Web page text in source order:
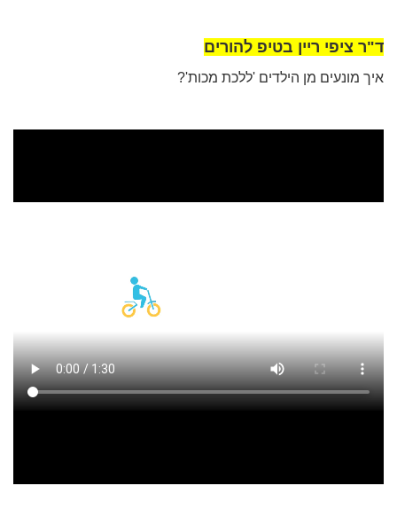
ד"ר ציפי ריין בטיפ להורים
איך מונעים מן הילדים 'ללכת מכות'?